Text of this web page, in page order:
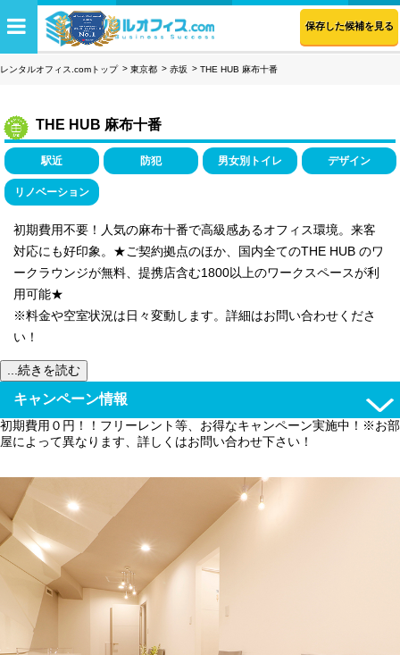
保存した候補を見る
レンタルオフィス.comトップ 東京都 赤坂 THE HUB 麻布十番
THE HUB 麻布十番
駅近 防犯 男女別トイレ デザイン
リノベーション
初期費用不要！人気の麻布十番で高級感あるオフィス環境。来客
対応にも好印象。★ご契約拠点のほか、国内全てのTHE HUB のワ
ークラウンジが無料、提携店含む1800以上のワークスペースが利
用可能★
※料金や空室状況は日々変動します。詳細はお問い合わせくださ
い！
...続きを読む
キャンペーン情報
初期費用０円！！フリーレント等、お得なキャンペーン実施中！※お部
屋によって異なります、詳しくはお問い合わせ下さい！